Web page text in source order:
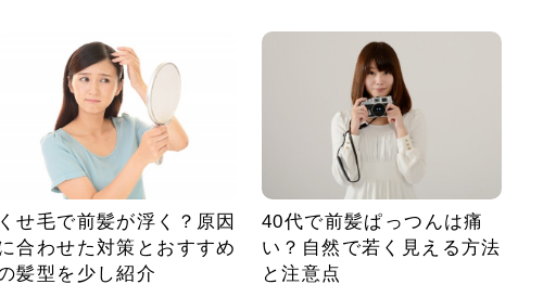
くせ毛で前髪が浮く？原因
合わせた対策とおすすめ
髪型を少し紹介
40代で前髪ぱっつんは痛
い？自然で若く見える方法
と注意点